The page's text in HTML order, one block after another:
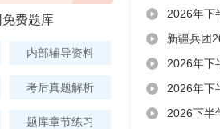
费题库
内部辅导资料
考后真题解析
题库章节练习
2026年下
新疆兵团
2026年下
2026年下
2026下半